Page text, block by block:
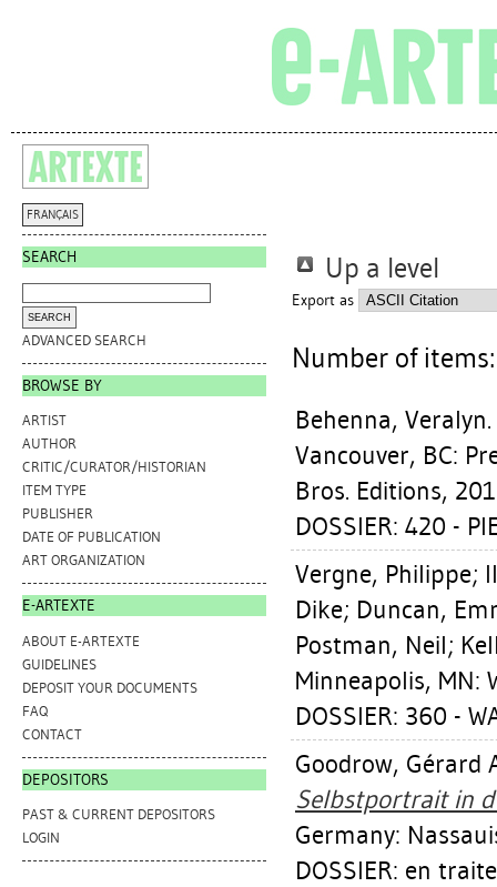
FRANÇAIS
SEARCH
ADVANCED SEARCH
BROWSE BY
ARTIST
AUTHOR
CRITIC/CURATOR/HISTORIAN
ITEM TYPE
PUBLISHER
DATE OF PUBLICATION
ART ORGANIZATION
E-ARTEXTE
ABOUT E-ARTEXTE
GUIDELINES
DEPOSIT YOUR DOCUMENTS
FAQ
CONTACT
DEPOSITORS
PAST & CURRENT DEPOSITORS
LOGIN
Up a level
Export as
Number of
Behenna, Veralyn.
Vancouver, BC:
Bros. Editions,
DOSSIER: 420 -
Vergne, Philippe;
Dike; Duncan,
Postman, Neil;
Minneapolis, MN:
DOSSIER: 360 -
Goodrow, Gérard
Selbstportrait in
Germany:
DOSSIER: en